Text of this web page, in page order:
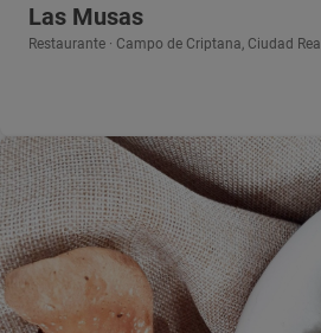
Las Musas
Restaurante · Campo de Criptana, Ciudad Real